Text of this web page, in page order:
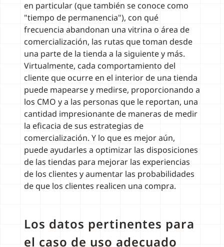
en particular (que también se conoce como
"tiempo de permanencia"), con qué
frecuencia abandonan una vitrina o área de
comercialización, las rutas que toman desde
una parte de la tienda a la siguiente y más.
Virtualmente, cada comportamiento del
cliente que ocurre en el interior de una tienda
puede mapearse y medirse, proporcionando a
los CMO y a las personas que le reportan, una
cantidad impresionante de maneras de medir
la eficacia de sus estrategias de
comercialización. Y lo que es mejor aún,
puede ayudarles a optimizar las disposiciones
de las tiendas para mejorar las experiencias
de los clientes y aumentar las probabilidades
de que los clientes realicen una compra.
Los datos pertinentes para
el caso de uso adecuado